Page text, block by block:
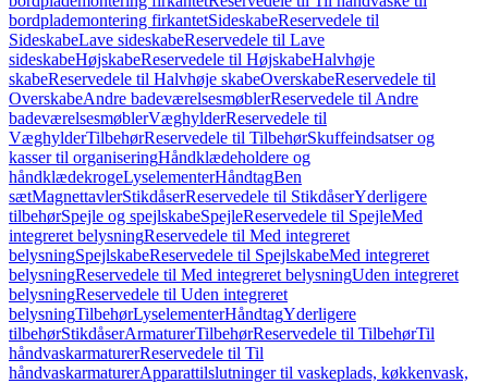
bordplademontering firkantetSideskabeReservedele til
SideskabeLave sideskabeReservedele til Lave
sideskabeHøjskabeReservedele til HøjskabeHalvhøje
skabeReservedele til Halvhøje skabeOverskabeReservedele til
OverskabeAndre badeværelsesmøblerReservedele til Andre
badeværelsesmøblerVæghylderReservedele til
VæghylderTilbehørReservedele til TilbehørSkuffeindsatser og
kasser til organiseringHåndklædeholdere og
håndklædekrogeLyselementerHåndtagBen
sætMagnettavlerStikdåserReservedele til StikdåserYderligere
tilbehørSpejle og spejlskabeSpejleReservedele til SpejleMed
integreret belysningReservedele til Med integreret
belysningSpejlskabeReservedele til SpejlskabeMed integreret
belysningReservedele til Med integreret belysningUden integreret
belysningReservedele til Uden integreret
belysningTilbehørLyselementerHåndtagYderligere
tilbehørStikdåserArmaturerTilbehørReservedele til TilbehørTil
håndvaskarmaturerReservedele til Til
håndvaskarmaturerApparattilslutninger til vaskeplads, køkkenvask,